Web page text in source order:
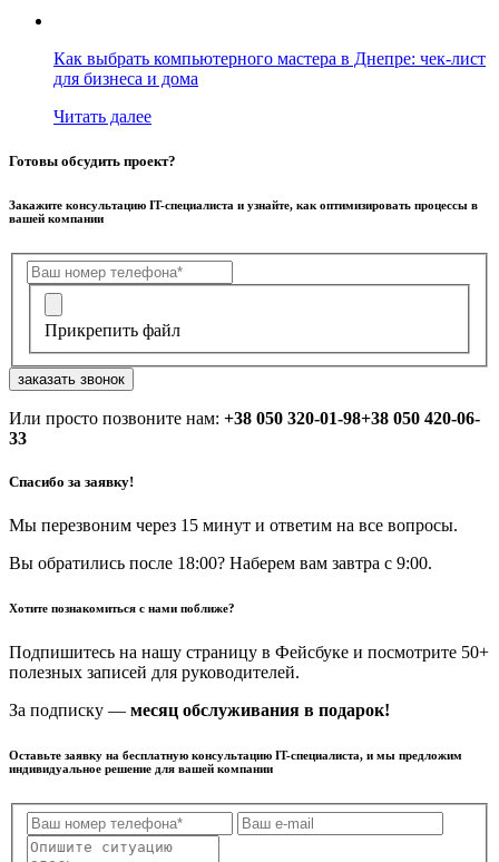
Как выбрать компьютерного мастера в Днепре: чек-лист
для бизнеса и дома
Читать далее
Готовы обсудить проект?
Закажите консультацию IT-специалиста и узнайте, как оптимизировать процессы в
вашей компании
Прикрепить файл
заказать звонок
Или просто позвоните нам: +38 050 320-01-98+38 050 420-06-
33
Спасибо за заявку!
Мы перезвоним через 15 минут и ответим на все вопросы.
Вы обратились после 18:00? Наберем вам завтра с 9:00.
Хотите познакомиться с нами поближе?
Подпишитесь на нашу страницу в Фейсбуке и посмотрите 50+
полезных записей для руководителей.
За подписку — месяц обслуживания в подарок!
Оставьте заявку на бесплатную консультацию IT-специалиста, и мы предложим
индивидуальное решение для вашей компании